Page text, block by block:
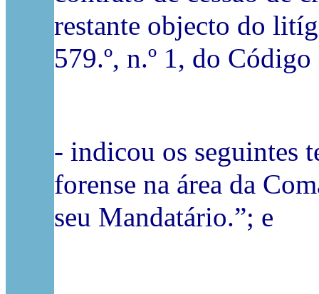
restante objecto do
579.º, n.º 1, do
- indicou os seguintes
forense na área da
seu Mandatário.”; e